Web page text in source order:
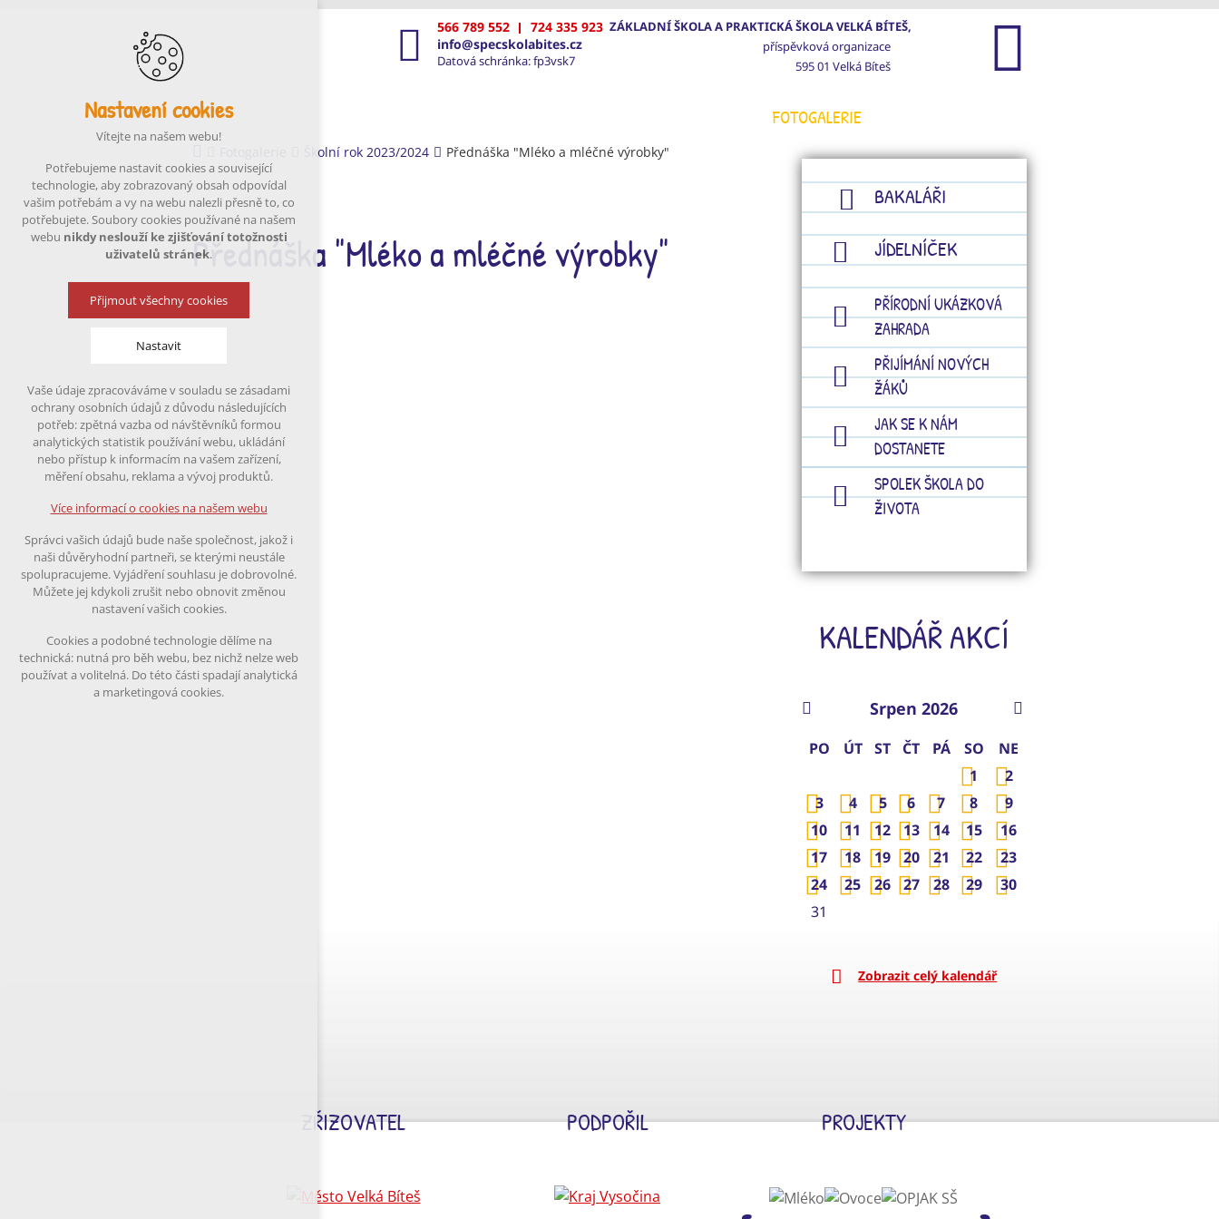
566 789 552
724 335 923
info@specskolabites.cz
Datová schránka: fp3vsk7
ZÁKLADNÍ ŠKOLA A PRAKTICKÁ ŠKOLA VELKÁ BÍTEŠ,
příspěvková organizace
595 01 Velká Bíteš
FOTOGALERIE
Školní rok 2023/2024 Přednáška "Mléko a mléčné výrobky"
Přednáška "Mléko a mléčné výrobky"
BAKALÁŘI
JÍDELNÍČEK
PŘÍRODNÍ UKÁZKOVÁ
ZAHRADA
PŘIJÍMÁNÍ NOVÝCH
ŽÁKŮ
JAK SE K NÁM
DOSTANETE
SPOLEK ŠKOLA DO
ŽIVOTA
KALENDÁŘ AKCÍ
Srpen 2026
PO ÚT ST ČT PÁ SO
NE
1
2
3
4 5 6 7 8
9
10
11 12 13 14 15
16
17
18 19 20 21 22
23
24
25 26 27 28 29
30
31
Zobrazit celý kalendář
ZŘIZOVATEL PODPOŘIL PROJEKTY
Nastavení cookies
Vítejte na našem webu!
Potřebujeme nastavit cookies a související
technologie, aby zobrazovaný obsah odpovídal
vašim potřebám a vy na webu nalezli přesně to, co
potřebujete. Soubory cookies používané na našem
webu nikdy neslouží ke zjišťování totožnosti
uživatelů stránek.
Přijmout všechny cookies
Nastavit
Technická cookies
nutná pro provozování webu
udržení kontextu stránek (session):
případná přihlášení, volby jazyka, apod.
Volitelná cookies
analytická pro anonymizované vyhodnocení
návštěvnosti
marketingová cookies (Google)
Více informací o cookies na našem webu
Odmítnout vše
Vaše údaje zpracováváme v souladu se zásadami
ochrany osobních údajů z důvodu následujících
potřeb: zpětná vazba od návštěvníků formou
analytických statistik používání webu, ukládání
nebo přístup k informacím na vašem zařízení,
měření obsahu, reklama a vývoj produktů.
Více informací o cookies na našem webu
Správci vašich údajů bude naše společnost, jakož i
naši důvěryhodní partneři, se kterými neustále
spolupracujeme. Vyjádření souhlasu je dobrovolné.
Můžete jej kdykoli zrušit nebo obnovit změnou
nastavení vašich cookies.
Cookies a podobné technologie dělíme na
technická: nutná pro běh webu, bez nichž nelze web
používat a volitelná. Do této části spadají analytická
a marketingová cookies.